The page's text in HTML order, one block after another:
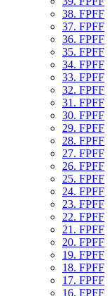
38. FPFF
37. FPFF
36. FPFF
35. FPFF
34. FPFF
33. FPFF
32. FPFF
31. FPFF
30. FPFF
29. FPFF
28. FPFF
27. FPFF
26. FPFF
25. FPFF
24. FPFF
23. FPFF
22. FPFF
21. FPFF
20. FPFF
19. FPFF
18. FPFF
17. FPFF
16. FPFF